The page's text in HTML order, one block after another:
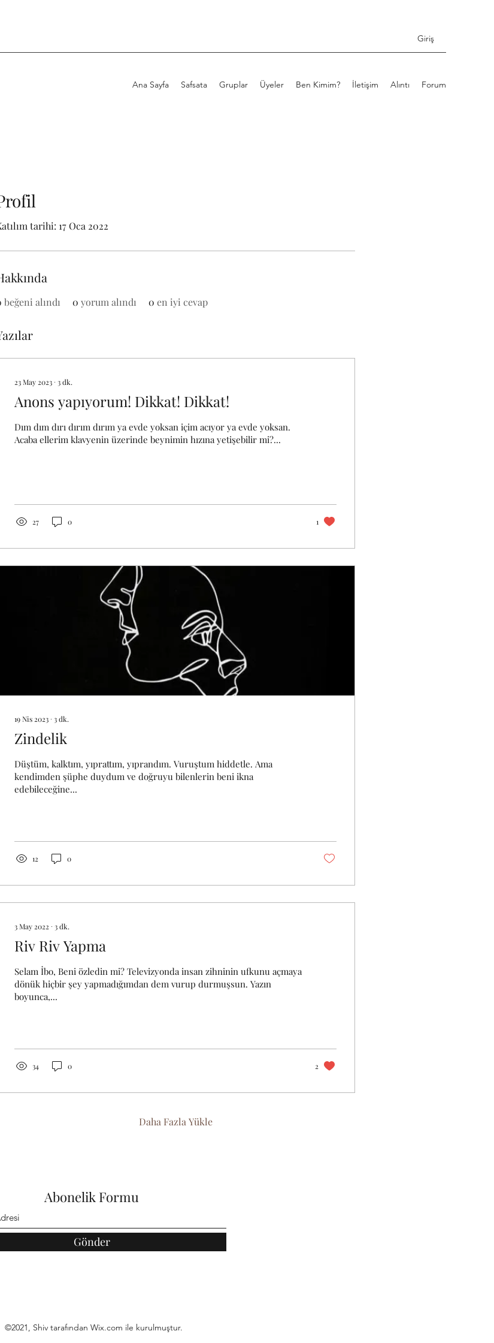
Giriş
Ana Sayfa Safsata Gruplar Üyeler Ben Kimim? İletişim Alıntı Forum
tarihi: 17 Oca 2022
beğeni alındı 0 yorum alındı 0 en iyi cevap
23 May 2023 ∙ 3dk.
Anons yapıyorum! Dikkat! Dikkat!
Dım dım dırı dırım dırım ya evde yoksan içim acıyor ya evde yoksan.
Acaba ellerim klavyenin üzerinde beynimin hızına yetişebilir mi?...
27 0 1
19 Nis 2023 ∙ 3dk.
Zindelik
Düştüm, kalktım, yıprattım, yıprandım. Vuruştum hiddetle. Ama
kendimden şüphe duydum ve doğruyu bilenlerin beni ikna
edebileceğine...
12 0
3 May 2022 ∙ 3dk.
Riv Riv Yapma
Selam İbo, Beni özledin mi? Televizyonda insan zihninin ufkunu açmaya
dönük hiçbir şey yapmadığımdan dem vurup durmuşsun. Yazın
boyunca,...
34 0 2
Daha Fazla Yükle
Abonelik Formu
Gönder
©2021, Shiv tarafından Wix.com ile kurulmuştur.